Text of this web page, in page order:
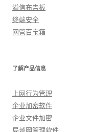
溢信布告板
终端安全
网管百宝箱
了解产品信息
上网行为管理
企业加密软件
企业文件加密
局域网管理软件